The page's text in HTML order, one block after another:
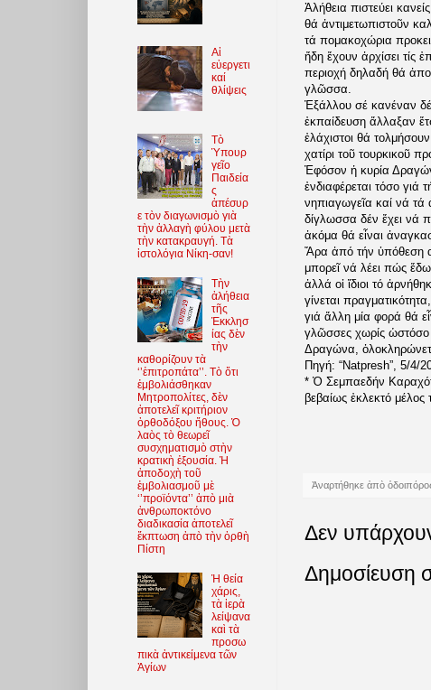
Ἀλήθεια πιστεύει
θά ἀντιμετωπιστοῦν
τά πομακοχώρια
ἤδη ἔχουν ἀρχίσει τίς
περιοχή δηλαδή θά
γλῶσσα.
Ἐξάλλου σέ κανέναν
ἐκπαίδευση ἄλλαξαν
ἐλάχιστοι θά
χατίρι τοῦ τουρκικοῦ
Ἐφόσον ἡ κυρία
ἐνδιαφέρεται τόσο
νηπιαγωγεῖα καί νά
δίγλωσσα δέν ἔχει νά
ἀκόμα θά εἶναι
Ἄρα ἀπό τήν ὑπόθεση
μπορεῖ νά λέει πώς
ἀλλά οἱ ἴδιοι τό
γίνεται
γιά ἄλλη μία φορά θά
γλῶσσες χωρίς ὡστόσο
Δραγώνα,
Πηγή: “Natpresh”, 5/4/
* Ὁ Σεμπαεδήν
βεβαίως ἐκλεκτό μέλος
Ἀναρτήθηκε ἀπὸ
Δεν
Δημοσίευση
Αἱ
εὐεργετι
καί
θλίψεις
Τὸ
Ὑπουρ
γεῖο
Παιδεία
ς
ἀπέσυρ
ε τὸν διαγωνισμὸ γιὰ
τὴν ἀλλαγὴ φύλου μετὰ
τὴν κατακραυγή. Τὰ
ἱστολόγια Νίκη-σαν!
Τὴν
ἀλήθεια
τῆς
Ἐκκλησ
ίας δὲν
τὴν
καθορίζουν τὰ
‘’ἐπιτροπάτα’’. Τὸ ὅτι
ἐμβολιάσθηκαν
Μητροπολίτες, δὲν
ἀποτελεῖ κριτήριον
ὀρθοδόξου ἤθους. Ὁ
λαὸς τὸ θεωρεῖ
συσχηματισμὸ στὴν
κρατικὴ ἐξουσία. Ἡ
ἀποδοχὴ τοῦ
ἐμβολιασμοῦ μὲ
‘’προϊόντα’’ ἀπὸ μιὰ
ἀνθρωποκτόνο
διαδικασία ἀποτελεῖ
ἔκπτωση ἀπὸ τὴν ὀρθὴ
Πίστη
Ἡ θεία
χάρις,
τὰ ἱερὰ
λείψανα
καὶ τὰ
προσω
πικὰ ἀντικείμενα τῶν
Ἁγίων